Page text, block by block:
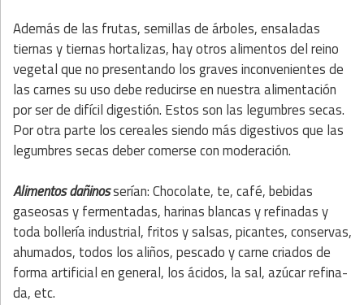
Además de las frutas, semillas de árboles, ensaladas
tiernas y tiernas hortalizas, hay otros alimentos del reino
vegetal que no presentando los graves inconvenientes de
las carnes su uso debe reducirse en nuestra alimentación
por ser de difícil digestión. Estos son las legumbres secas.
Por otra parte los cereales siendo más digestivos que las
le­gumbres secas deber comerse con moderación.
Alimentos dañinosserían: Chocolate, te, café, bebidas
gaseosas y fermentadas, harinas blancas y refinadas y
toda bollería industrial, fritos y salsas, picantes, conservas,
ahumados, todos los aliños, pescado y carne criados de
forma artificial en general, los ácidos, la sal, azúcar refina­
da, etc.